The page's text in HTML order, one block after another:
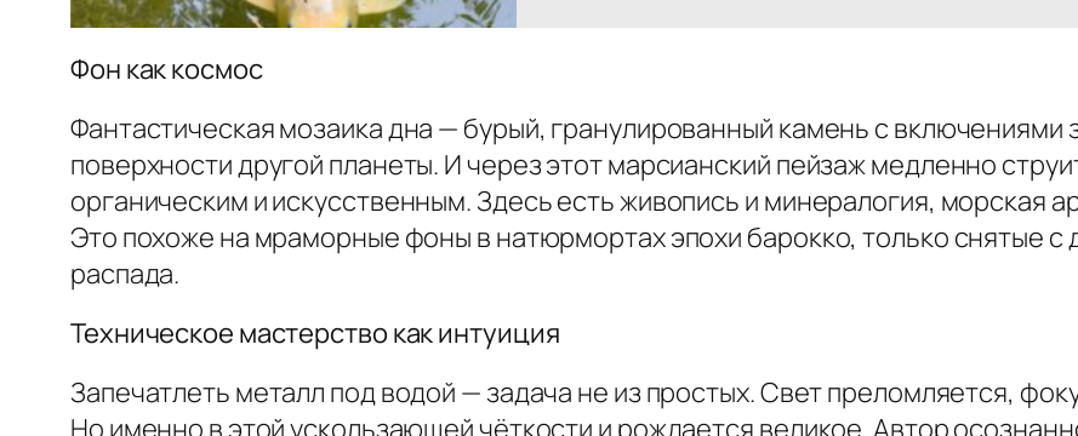
Фон как космос
Фантастическая мозаика дна — бурый, гранулированный камень с включениями
поверхности другой планеты. И через этот марсианский пейзаж медленно
органическим и искусственным. Здесь есть живопись и минералогия, морская
Это похоже на мраморные фоны в натюрмортах эпохи барокко, только снятые
распада.
Техническое мастерство как интуиция
Запечатлеть металл под водой — задача не из простых. Свет преломляется,